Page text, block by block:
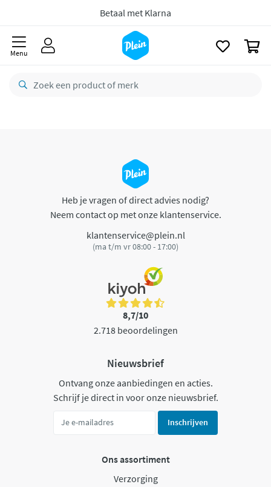
Betaal met Klarna
Menu
Heb je vragen of direct advies nodig?
Neem contact op met onze klantenservice.
klantenservice@plein.nl
(ma t/m vr 08:00 - 17:00)
8,7/10
2.718 beoordelingen
Nieuwsbrief
Ontvang onze aanbiedingen en acties.
Schrijf je direct in voor onze nieuwsbrief.
Inschrijven
Ons assortiment
Verzorging